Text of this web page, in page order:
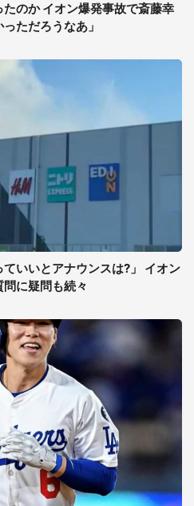
のか イオン爆発事故で斎藤幸
ただろうなあ」
ていいとアナウンスは?」 イオン
に疑問も続々